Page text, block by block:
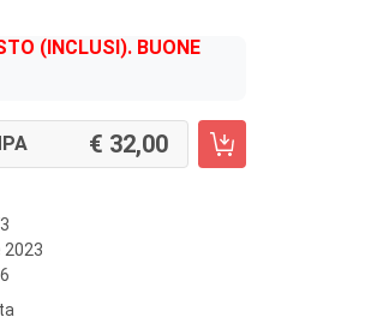
(INCLUSI). BUONE
32,00
2023